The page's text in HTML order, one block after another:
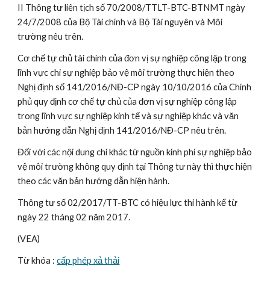
II Thông tư liên tịch số 70/2008/TTLT-BTC-BTNMT ngày
24/7/2008 của Bộ Tài chính và Bộ Tài nguyên và Môi
trường nêu trên.
Cơ chế tự chủ tài chính của đơn vị sự nghiệp công lập trong
lĩnh vực chi sự nghiệp bảo vệ môi trường thực hiện theo
Nghị định số 141/2016/NĐ-CP ngày 10/10/2016 của Chính
phủ quy định cơ chế tự chủ của đơn vị sự nghiệp công lập
trong lĩnh vực sự nghiệp kinh tế và sự nghiệp khác và văn
bản hướng dẫn Nghị định 141/2016/NĐ-CP nêu trên.
Đối với các nội dung chi khác từ nguồn kinh phí sự nghiệp bảo
vệ môi trường không quy định tại Thông tư này thì thực hiện
theo các văn bản hướng dẫn hiện hành.
Thông tư số 02/2017/TT-BTC có hiệu lực thi hành kể từ
ngày 22 tháng 02 năm 2017.
(VEA)
Từ khóa : cấp phép xả thải